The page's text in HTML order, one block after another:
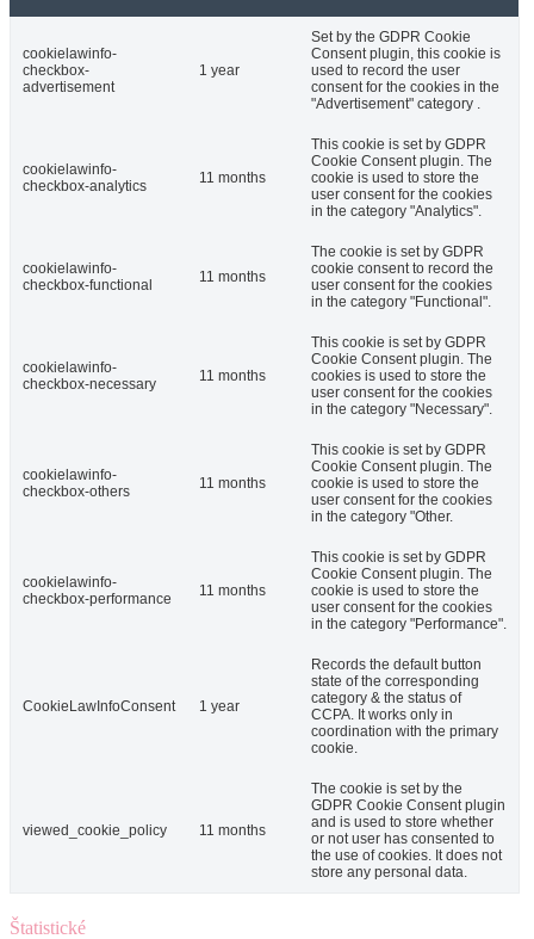
cookielawinfo-
checkbox-
advertisement
1 year
Set by the GDPR Cookie
Consent plugin, this cookie is
used to record the user
consent for the cookies in the
"Advertisement" category .
cookielawinfo-
checkbox-analytics
11 months
This cookie is set by GDPR
Cookie Consent plugin. The
cookie is used to store the
user consent for the cookies
in the category "Analytics".
cookielawinfo-
checkbox-functional
11 months
The cookie is set by GDPR
cookie consent to record the
user consent for the cookies
in the category "Functional".
cookielawinfo-
checkbox-necessary
11 months
This cookie is set by GDPR
Cookie Consent plugin. The
cookies is used to store the
user consent for the cookies
in the category "Necessary".
cookielawinfo-
checkbox-others
11 months
This cookie is set by GDPR
Cookie Consent plugin. The
cookie is used to store the
user consent for the cookies
in the category "Other.
cookielawinfo-
checkbox-performance
11 months
This cookie is set by GDPR
Cookie Consent plugin. The
cookie is used to store the
user consent for the cookies
in the category "Performance".
CookieLawInfoConsent 1 year
Records the default button
state of the corresponding
category & the status of
CCPA. It works only in
coordination with the primary
cookie.
viewed_cookie_policy 11 months
The cookie is set by the
GDPR Cookie Consent plugin
and is used to store whether
or not user has consented to
the use of cookies. It does not
store any personal data.
Štatistické